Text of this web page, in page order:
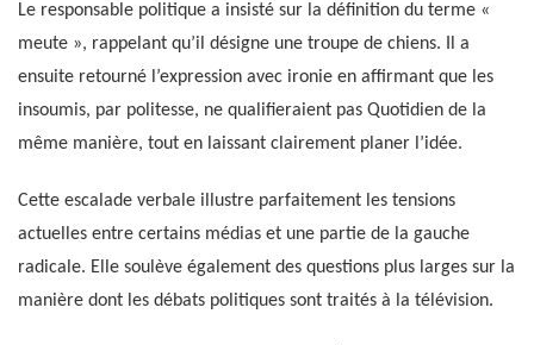
Le responsable politique a insisté sur la définition du terme «
meute », rappelant qu’il désigne une troupe de chiens. Il a
ensuite retourné l’expression avec ironie en affirmant que les
insoumis, par politesse, ne qualifieraient pas Quotidien de la
même manière, tout en laissant clairement planer l’idée.
Cette escalade verbale illustre parfaitement les tensions
actuelles entre certains médias et une partie de la gauche
radicale. Elle soulève également des questions plus larges sur la
manière dont les débats politiques sont traités à la télévision.